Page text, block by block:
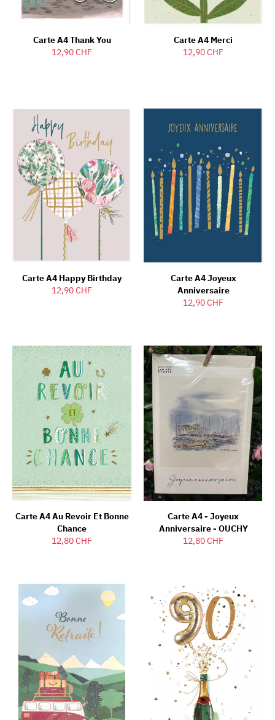
Carte A4 Thank You
12,90 CHF
Carte A4 Merci
12,90 CHF
Carte A4 Happy Birthday
12,90 CHF
Carte A4 Joyeux
Anniversaire
12,90 CHF
Carte A4 Au Revoir Et Bonne
Chance
12,80 CHF
Carte A4 - Joyeux
Anniversaire - OUCHY
12,80 CHF